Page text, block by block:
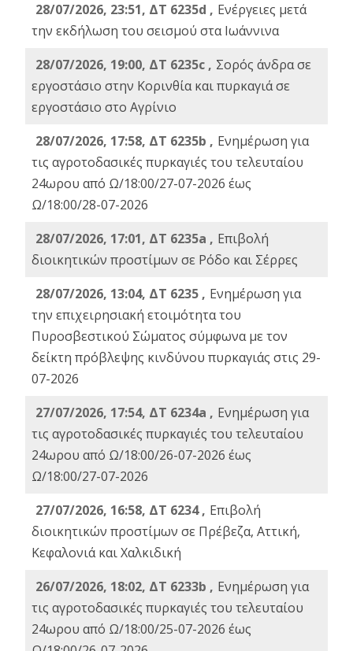
28/07/2026, 23:51, ΔΤ 6235d , Ενέργειες μετά
την εκδήλωση του σεισμού στα Ιωάννινα
28/07/2026, 19:00, ΔΤ 6235c , Σορός άνδρα σε
εργοστάσιο στην Κορινθία και πυρκαγιά σε
εργοστάσιο στο Αγρίνιο
28/07/2026, 17:58, ΔΤ 6235b , Ενημέρωση για
τις αγροτοδασικές πυρκαγιές του τελευταίου
24ωρου από Ω/18:00/27-07-2026 έως
Ω/18:00/28-07-2026
28/07/2026, 17:01, ΔΤ 6235a , Eπιβολή
διοικητικών προστίμων σε Ρόδο και Σέρρες
28/07/2026, 13:04, ΔΤ 6235 , Ενημέρωση για
την επιχειρησιακή ετοιμότητα του
Πυροσβεστικού Σώματος σύμφωνα με τον
δείκτη πρόβλεψης κινδύνου πυρκαγιάς στις 29-
07-2026
27/07/2026, 17:54, ΔΤ 6234a , Ενημέρωση για
τις αγροτοδασικές πυρκαγιές του τελευταίου
24ωρου από Ω/18:00/26-07-2026 έως
Ω/18:00/27-07-2026
27/07/2026, 16:58, ΔΤ 6234 , Eπιβολή
διοικητικών προστίμων σε Πρέβεζα, Αττική,
Κεφαλονιά και Χαλκιδική
26/07/2026, 18:02, ΔΤ 6233b , Ενημέρωση για
τις αγροτοδασικές πυρκαγιές του τελευταίου
24ωρου από Ω/18:00/25-07-2026 έως